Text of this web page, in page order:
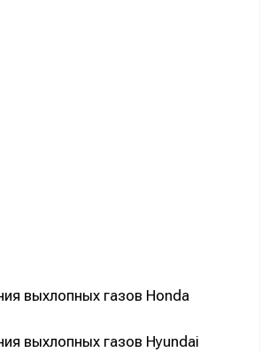
выхлопных газов Honda
выхлопных газов Hyundai